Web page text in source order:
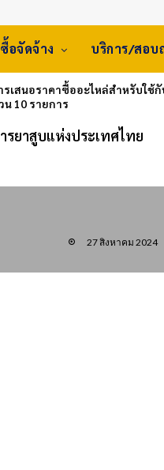
อจัดจ้าง บริการ/สอบ
เสนอราคาซื้ออะไหล่สำหรับใช้กั
10 รายการ
รยาสูบแห่งประเทศไทย
27 สิงหาคม 2024